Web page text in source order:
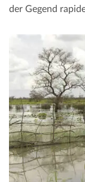
der Gegend